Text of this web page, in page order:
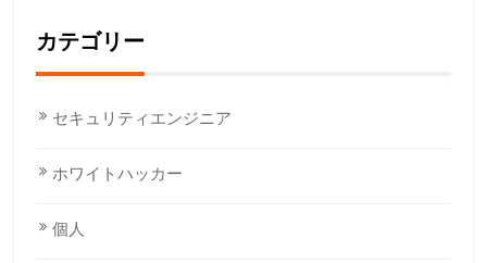
カテゴリー
セキュリティエンジニア
ホワイトハッカー
個人